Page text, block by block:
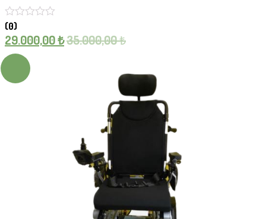
(0)
29.000,00₺35.000,00₺